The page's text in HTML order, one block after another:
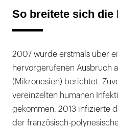
So breitete sich die
2007 wurde erstmals über
hervorgerufenen Ausbruch
(Mikronesien) berichtet.
vereinzelten humanen
gekommen. 2013 infizierte
der französisch-